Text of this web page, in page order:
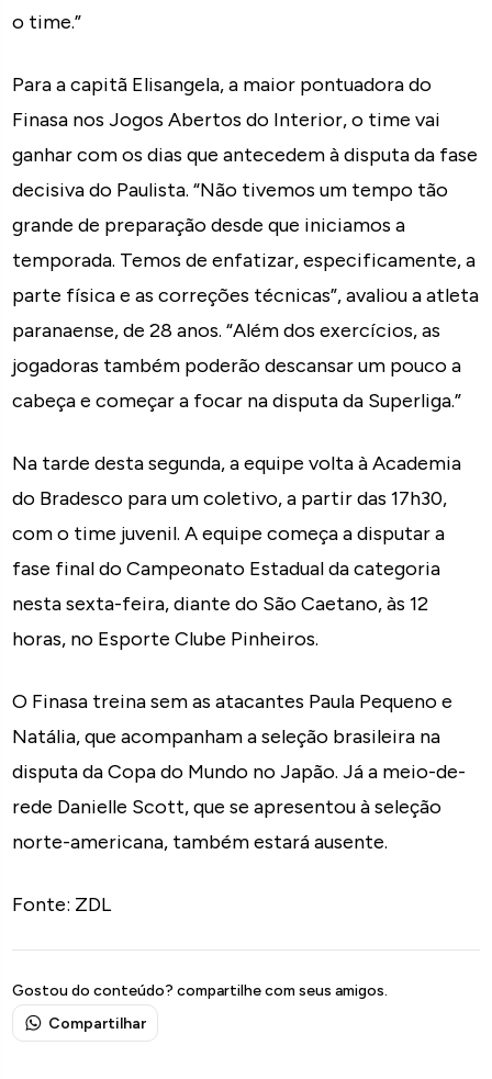
o time.”
Para a capitã Elisangela, a maior pontuadora do
Finasa nos Jogos Abertos do Interior, o time vai
ganhar com os dias que antecedem à disputa da fase
decisiva do Paulista. “Não tivemos um tempo tão
grande de preparação desde que iniciamos a
temporada. Temos de enfatizar, especificamente, a
parte física e as correções técnicas”, avaliou a atleta
paranaense, de 28 anos. “Além dos exercícios, as
jogadoras também poderão descansar um pouco a
cabeça e começar a focar na disputa da Superliga.”
Na tarde desta segunda, a equipe volta à Academia
do Bradesco para um coletivo, a partir das 17h30,
com o time juvenil. A equipe começa a disputar a
fase final do Campeonato Estadual da categoria
nesta sexta-feira, diante do São Caetano, às 12
horas, no Esporte Clube Pinheiros.
O Finasa treina sem as atacantes Paula Pequeno e
Natália, que acompanham a seleção brasileira na
disputa da Copa do Mundo no Japão. Já a meio-de-
rede Danielle Scott, que se apresentou à seleção
norte-americana, também estará ausente.
Fonte: ZDL
Gostou do conteúdo? compartilhe com seus amigos.
Compartilhar